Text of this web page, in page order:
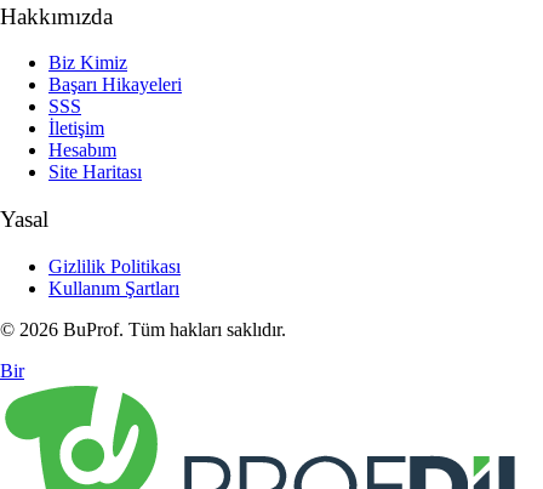
Hakkımızda
Biz Kimiz
Başarı Hikayeleri
SSS
İletişim
Hesabım
Site Haritası
Yasal
Gizlilik Politikası
Kullanım Şartları
© 2026 BuProf. Tüm hakları saklıdır.
Bir